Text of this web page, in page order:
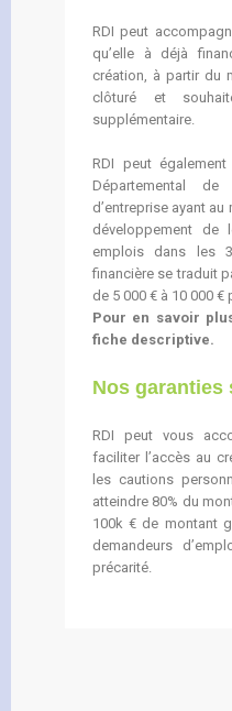
RDI peut
qu’elle à déjà
création, à partir du
clôturé et
supplémentaire.
RDI peut
Départemental
d’entreprise ayant
développement
emplois dans les 3
financière se traduit
de 5 000 € à 10 000
Pour en savoir
fiche descriptive.
Nos garanties
RDI peut vous
faciliter l’accès au
les cautions
atteindre 80% du
100k € de montant
demandeurs
précarité.